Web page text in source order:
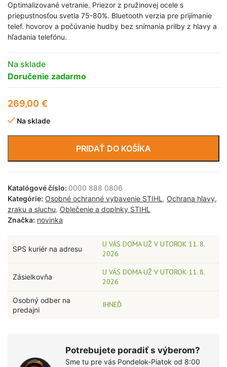
Optimalizované vetranie. Priezor z pružinovej ocele s
priepustnosťou svetla 75-80%. Bluetooth verzia pre prijímanie
telef. hovorov a počúvanie hudby bez snímania prilby z hlavy a
hľadania telefónu.
Na sklade
Doručenie zadarmo
269,00 €
Na sklade
PRIDAŤ DO KOŠÍKA
Katalógové číslo: 0000 888 0806
Kategórie: Osobné ochranné vybavenie STIHL , Ochrana hlavy,
zraku a sluchu, Oblečenie a doplnky STIHL
Značka: novinka
SPS kuriér na adresu
U VÁS DOMA UŽ V UTOROK 11. 8.
2026
Zásielkovňa
U VÁS DOMA UŽ V UTOROK 11. 8.
2026
Osobný odber na
predajni
IHNEĎ
Potrebujete poradiť s výberom?
Sme tu pre vás Pondelok-Piatok od 8:00